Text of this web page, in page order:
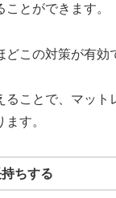
とができます。
この対策が有効
ることで、マット
す。
ちする